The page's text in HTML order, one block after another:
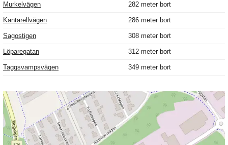
Murkelvägen 282 meter bort
Kantarellvägen 286 meter bort
Sagostigen 308 meter bort
Löparegatan 312 meter bort
Taggsvampsvägen 349 meter bort